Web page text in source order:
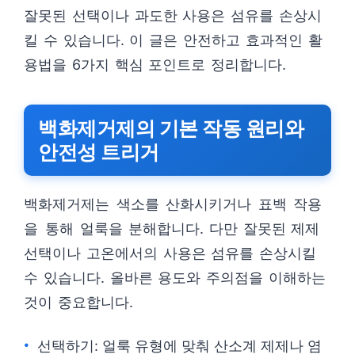
잘못된 선택이나 과도한 사용은 섬유를 손상시
킬 수 있습니다. 이 글은 안전하고 효과적인 활
용법을 6가지 핵심 포인트로 정리합니다.
백화제거제의 기본 작동 원리와
안전성 트리거
백화제거제는 색소를 산화시키거나 표백 작용
을 통해 얼룩을 분해합니다. 다만 잘못된 제제
선택이나 고온에서의 사용은 섬유를 손상시킬
수 있습니다. 올바른 용도와 주의점을 이해하는
것이 중요합니다.
선택하기: 얼룩 유형에 맞춰 산소계 제제나 염